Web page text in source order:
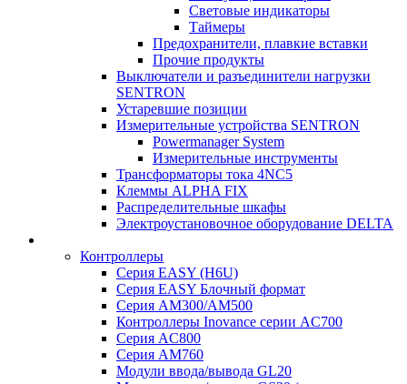
Световые индикаторы
Таймеры
Предохранители, плавкие вставки
Прочие продукты
Выключатели и разъединители нагрузки
SENTRON
Устаревшие позиции
Измерительные устройства SENTRON
Powermanager System
Измерительные инструменты
Трансформаторы тока 4NC5
Клеммы ALPHA FIX
Распределительные шкафы
Электроустановочное оборудование DELTA
Контроллеры
Серия EASY (H6U)
Серия EASY Блочный формат
Серия AM300/AM500
Контроллеры Inovance серии AC700
Серия AC800
Серия AM760
Модули ввода/вывода GL20